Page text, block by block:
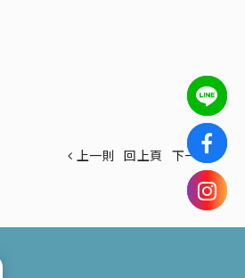
上一則 回上頁 下一則